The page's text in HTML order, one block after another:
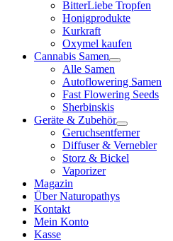
BitterLiebe Tropfen
Honigprodukte
Kurkraft
Oxymel kaufen
Cannabis Samen
Alle Samen
Autoflowering Samen
Fast Flowering Seeds
Sherbinskis
Geräte & Zubehör
Geruchsentferner
Diffuser & Vernebler
Storz & Bickel
Vaporizer
Magazin
Über Naturopathys
Kontakt
Mein Konto
Kasse